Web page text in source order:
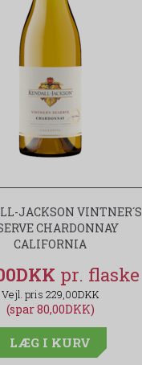
JACKSON VINTNER´S
CHARDONNAY
CALIFORNIA
229,00DKK
(spar 80,00DKK)
LÆG I KURV